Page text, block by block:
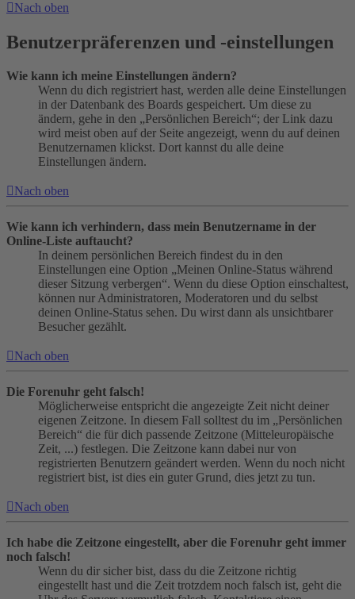
Nach oben
Benutzerpräferenzen und -einstellungen
Wie kann ich meine Einstellungen ändern?
Wenn du dich registriert hast, werden alle deine Einstellungen
in der Datenbank des Boards gespeichert. Um diese zu
ändern, gehe in den „Persönlichen Bereich“; der Link dazu
wird meist oben auf der Seite angezeigt, wenn du auf deinen
Benutzernamen klickst. Dort kannst du alle deine
Einstellungen ändern.
Nach oben
Wie kann ich verhindern, dass mein Benutzername in der
Online-Liste auftaucht?
In deinem persönlichen Bereich findest du in den
Einstellungen eine Option „Meinen Online-Status während
dieser Sitzung verbergen“. Wenn du diese Option einschaltest,
können nur Administratoren, Moderatoren und du selbst
deinen Online-Status sehen. Du wirst dann als unsichtbarer
Besucher gezählt.
Nach oben
Die Forenuhr geht falsch!
Möglicherweise entspricht die angezeigte Zeit nicht deiner
eigenen Zeitzone. In diesem Fall solltest du im „Persönlichen
Bereich“ die für dich passende Zeitzone (Mitteleuropäische
Zeit, ...) festlegen. Die Zeitzone kann dabei nur von
registrierten Benutzern geändert werden. Wenn du noch nicht
registriert bist, ist dies ein guter Grund, dies jetzt zu tun.
Nach oben
Ich habe die Zeitzone eingestellt, aber die Forenuhr geht immer
noch falsch!
Wenn du dir sicher bist, dass du die Zeitzone richtig
eingestellt hast und die Zeit trotzdem noch falsch ist, geht die